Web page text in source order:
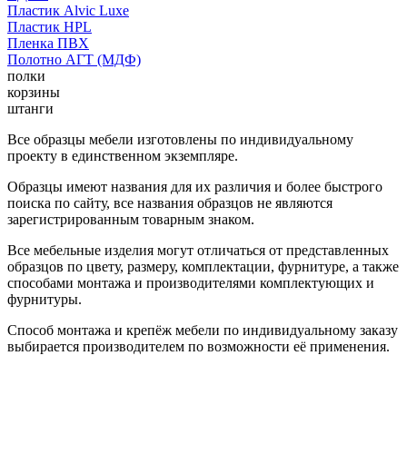
Пластик Alvic Luxe
Пластик HPL
Пленка ПВХ
Полотно АГТ (МДФ)
полки
корзины
штанги
Все образцы мебели изготовлены по индивидуальному
проекту в единственном экземпляре.
Образцы имеют названия для их различия и более быстрого
поиска по сайту, все названия образцов не являются
зарегистрированным товарным знаком.
Все мебельные изделия могут отличаться от представленных
образцов по цвету, размеру, комплектации, фурнитуре, а также
способами монтажа и производителями комплектующих и
фурнитуры.
Способ монтажа и крепёж мебели по индивидуальному заказу
выбирается производителем по возможности её применения.